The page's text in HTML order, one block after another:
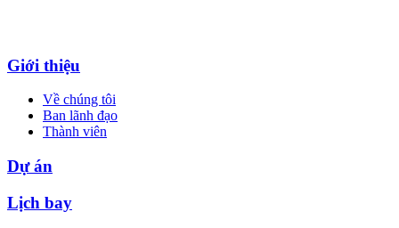
Giới thiệu
Về chúng tôi
Ban lãnh đạo
Thành viên
Dự án
Lịch bay